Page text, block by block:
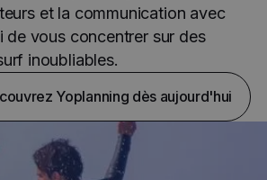
et la communication avec
de vous concentrer sur des
inoubliables.
Yoplanning dès aujourd'hui